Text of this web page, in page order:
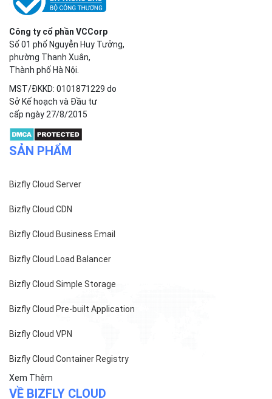
Công ty cổ phần VCCorp
Số 01 phố Nguyễn Huy Tưởng,
phường Thanh Xuân,
Thành phố Hà Nội.
MST/ĐKKD: 0101871229 do
Sở Kế hoạch và Đầu tư
cấp ngày 27/8/2015
SẢN PHẨM
Bizfly Cloud Server
Bizfly Cloud CDN
Bizfly Cloud Business Email
Bizfly Cloud Load Balancer
Bizfly Cloud Simple Storage
Bizfly Cloud Pre-built Application
Bizfly Cloud VPN
Bizfly Cloud Container Registry
Xem Thêm
VỀ BIZFLY CLOUD